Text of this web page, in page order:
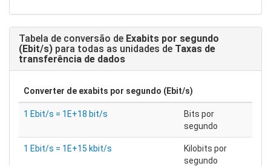
Tabela de conversão de Exabits por segundo
(Ebit/s) para todas as unidades de Taxas de
transferência de dados
Converter de exabits por segundo (Ebit/s)
1 Ebit/s = 1E+18 bit/s
Bits por
segundo
1 Ebit/s = 1E+15 kbit/s
Kilobits por
segundo